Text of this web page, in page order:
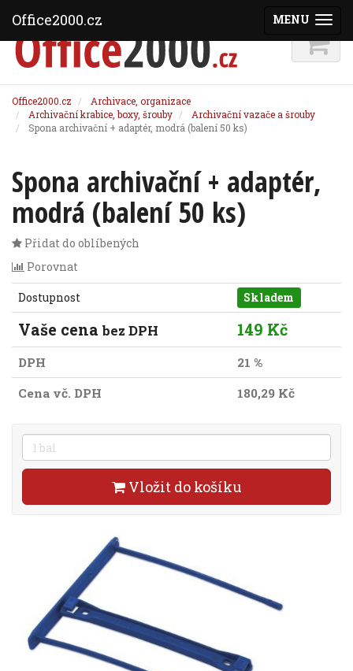
Office2000.cz
Archivace, organizace
Archivační krabice, boxy, šrouby
Archivační vazače a šrouby
Spona archivační + adaptér, modrá (balení 50 ks)
Spona archivační + adaptér,
modrá (balení 50 ks)
Přidat do oblíbených
Porovnat
Dostupnost Skladem
Vaše cena bez DPH 149 Kč
DPH
21 %
Cena vč. DPH
180,29 Kč
Vložit do košíku
MENU
Office2000.cz